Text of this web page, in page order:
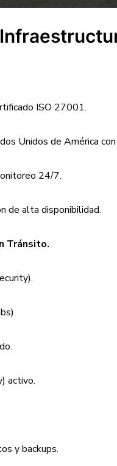
ISO 27001.
Unidos de América
24/7.
de alta disponibilidad.
Tránsito.
activo.
y backups.